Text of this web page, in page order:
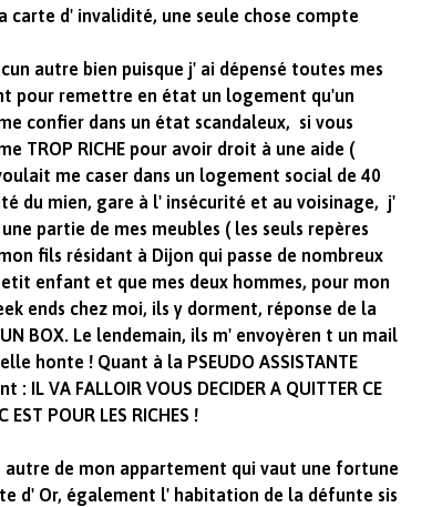
carte d' invalidité, une seule chose compte
autre bien puisque j' ai dépensé toutes mes
pour remettre en état un logement qu'un
confier dans un état scandaleux, si vous
TROP RICHE pour avoir droit à une aide (
me caser dans un logement social de 40
du mien, gare à l' insécurité et au voisinage, j'
partie de mes meubles ( les seuls repères
fils résidant à Dijon qui passe de nombreux
enfant et que mes deux hommes, pour mon
ends chez moi, ils y dorment, réponse de la
UN BOX. Le lendemain, ils m' envoyèren t un mail
honte ! Quant à la PSEUDO ASSISTANTE
IL VA FALLOIR VOUS DECIDER A QUITTER CE
EST POUR LES RICHES !
de mon appartement qui vaut une fortune
d' Or, également l' habitation de la défunte sis